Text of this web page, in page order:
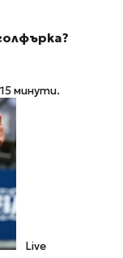
минути.
Live